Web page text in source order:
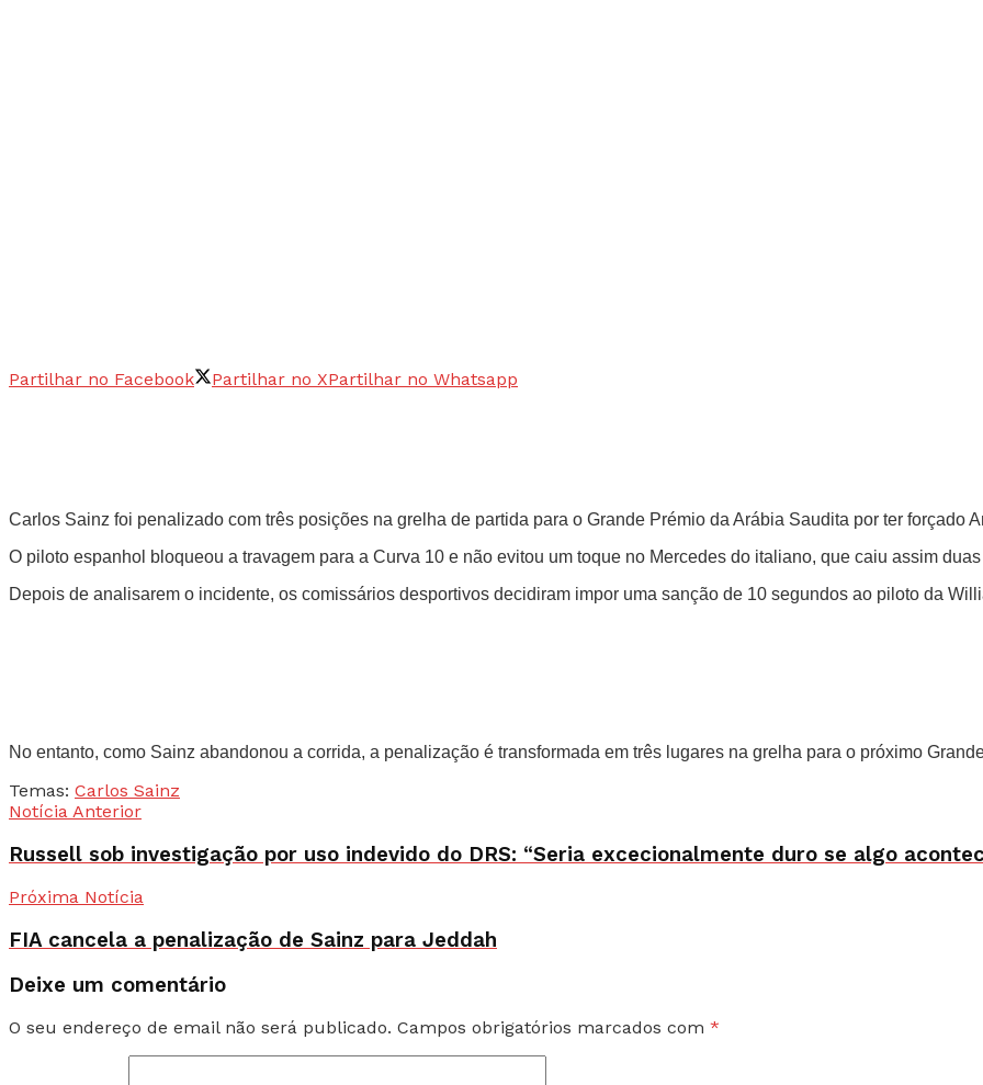
Partilhar no Facebook Partilhar no XPartilhar no Whatsapp
Carlos Sainz foi penalizado com três posições na grelha de partida para o Grande Prémio da Arábia Saudita por ter forçado
O piloto espanhol bloqueou a travagem para a Curva 10 e não evitou um toque no Mercedes do italiano, que caiu assim
Depois de analisarem o incidente, os comissários desportivos decidiram impor uma sanção de 10 segundos ao piloto da
No entanto, como Sainz abandonou a corrida, a penalização é transformada em três lugares na grelha para o próximo
Temas: Carlos Sainz
Notícia Anterior
Russell sob investigação por uso indevido do DRS: “Seria excecionalmente duro se algo
Próxima Notícia
FIA cancela a penalização de Sainz para Jeddah
Deixe um comentário
O seu endereço de email não será publicado. Campos obrigatórios marcados com *